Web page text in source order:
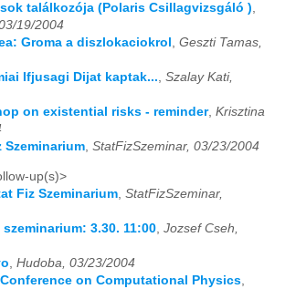
04 05 06 07 08 12
09
05 06 07 08 09 10 11 12
találkozója (Polaris Csillagvizsgáló ),
19/2004
Groma a diszlokaciokrol , Geszti Tamas,
Ifjusagi Dijat kaptak..., Szalay Kati,
on existential risks - reminder, Krisztina
Szeminarium, StatFizSzeminar, 03/23/2004
up(s)>
Fiz Szeminarium, StatFizSzeminar,
3.30. 11:00, Jozsef Cseh,
, Hudoba, 03/23/2004
on Computational Physics,